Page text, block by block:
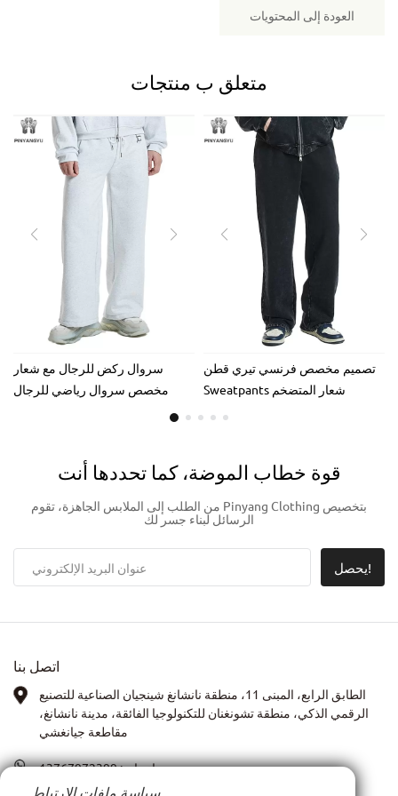
العودة إلى المحتويات
متعلق ب منتجات
سروال ركض للرجال مع شعار
مخصص سروال رياضي للرجال
بنطال رياضي عالي الجودة مصنوع
تصميم مخصص فرنسي تيري قطن
Sweatpants شعار المتضخم
قوة خطاب الموضة، كما تحددها أنت
من الطلب إلى الملابس الجاهزة، تقوم Pinyang Clothing بتخصيص
الرسائل لبناء جسر لك
يحصل!
اتصل بنا
الطابق الرابع، المبنى 11، منطقة نانشانغ شينجيان الصناعية للتصنيع
الرقمي الذكي، منطقة تشونغنان للتكنولوجيا الفائقة، مدينة نانشانغ،
مقاطعة جيانغشي
واتساب:13767972399
سياسة ملفات الارتباط